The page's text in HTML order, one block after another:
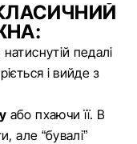
педалі
і вийде з
або пхаючи її. В
але “бувалі”